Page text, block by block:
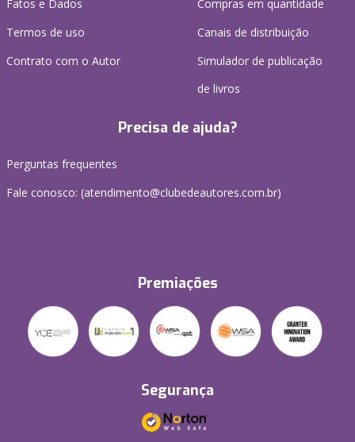
Fatos e Dados
Termos de uso
Contrato com o Autor
Compras em quantidade
Canais de distribuição
Simulador de publicação
de livros
Precisa de ajuda?
Perguntas frequentes
Fale conosco: (atendimento@clubedeautores.com.br)
Premiações
Segurança